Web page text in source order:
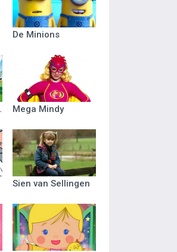
De Minions
Mega Mindy
Sien van Sellingen